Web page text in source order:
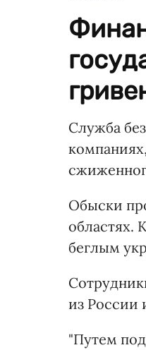
Служба
Обыски
областях.
беглым
из России
"Путем